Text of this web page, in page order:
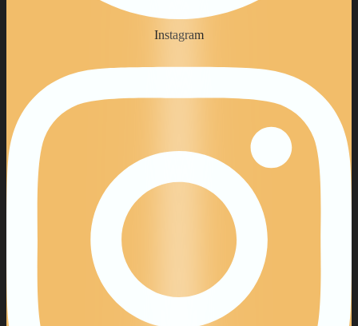
Instagram